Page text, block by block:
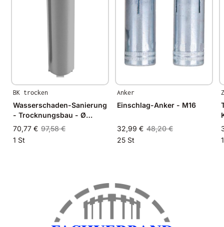
BK trocken
Wasserschaden-Sanierung
- Trocknungsbau - Ø
54mm
70,77 € 97,58 €
1 St
Anker
Einschlag-Anker - M16
32,99 € 48,20 €
25 St